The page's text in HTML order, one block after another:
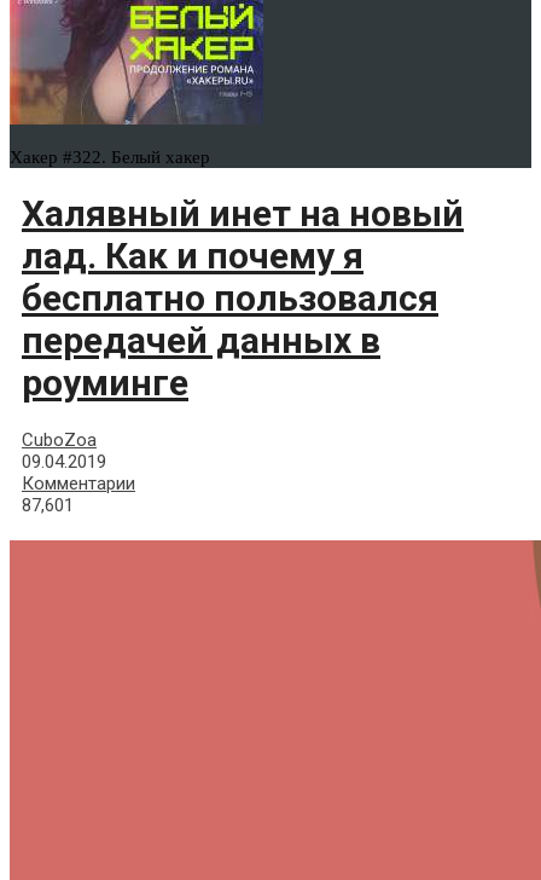
Хакер #322. Белый хакер
Халявный инет на новый
лад. Как и почему я
бесплатно пользовался
передачей данных в
роуминге
CuboZoa
09.04.2019
Комментарии
87,601